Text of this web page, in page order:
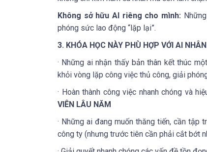
Không sở hữu AI riêng cho mình:
phóng sức lao động “lặp lại”.
3. KHÓA HỌC NÀY PHÙ HỢP VỚI AI
· Những ai nhận thấy bản thân kết thúc
khỏi vòng lặp công việc thủ công, giải
· Hoàn thành công việc nhanh chóng và
VIÊN LÂU NĂM
· Những ai đang muốn thăng tiến, cần
công ty (nhưng trước tiên cần phải cắt bớt